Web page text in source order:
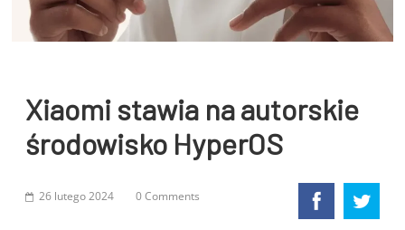
Xiaomi stawia na autorskie
środowisko HyperOS
26 lutego 2024 0 Comments